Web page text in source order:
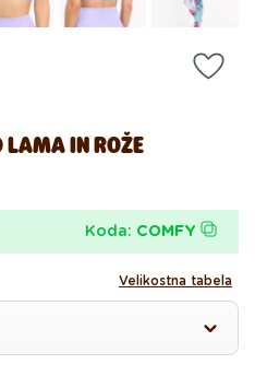
LAMA IN ROŽE
Koda: COMFY
Velikostna tabela